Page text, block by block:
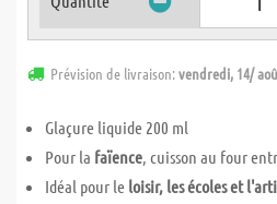
Prévision de livraison:vendredi, 14/
Glaçure liquide 200 ml
Pour la faïence, cuisson au four
Idéal pour le loisir, les écoles et